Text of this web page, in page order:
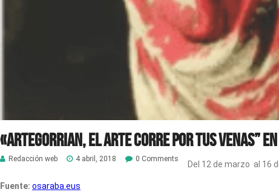
«Artegorrian, el arte corre por tus venas” en
Redacción web 4 abril, 2018 0 Comments
Del 12 de marzo al 16
Fuente: osaraba.eus